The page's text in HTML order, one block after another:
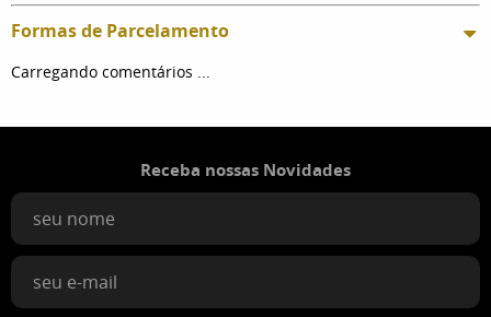
Formas de Parcelamento
Carregando comentários ...
Receba nossas Novidades